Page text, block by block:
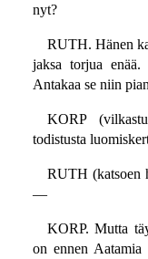
nyt?
RUTH. Hänen
jaksa torjua
Antakaa se niin
KORP
todistusta
RUTH (katsoen
—
KORP. Mutta
on ennen